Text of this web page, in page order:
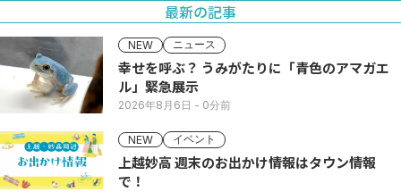
最新の記事
NEW ニュース
幸せを呼ぶ？ うみがたりに「青色のアマガエ
ル」緊急展示
2026年8月6日 - 0分前
NEW イベント
上越妙高 週末のお出かけ情報はタウン情報
で！